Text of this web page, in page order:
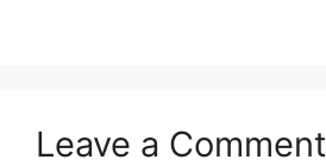
Leave a Comment